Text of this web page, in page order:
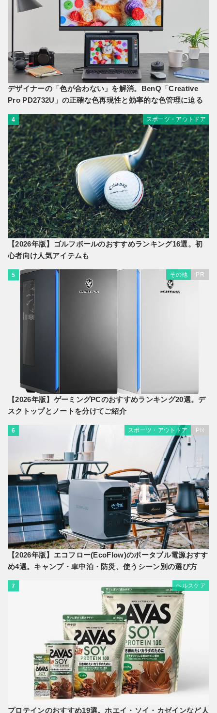
デザイナーの「色が合わない」を解消。BenQ「Creative
Pro PD2732U」の正確な色再現性と効率的な色管理に迫る
4 スポーツ・アウトドア
【2026年版】ゴルフボールのおすすめランキング16選。初
心者向け人気アイテムも
5 その他 PR
【2026年版】ゲーミングPCのおすすめランキング20選。デ
スクトップとノートを分けてご紹介
6 スポーツ・アウトドア PR
【2026年版】エコフロー(EcoFlow)のポータブル電源おすす
め4選。キャンプ・車中泊・防災、使うシーン別の選び方
7 ヘルスケア
プロテインのおすすめ19選。ホエイ・ソイ・カゼインなど人